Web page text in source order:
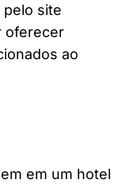
pelo site
oferecer
ao
em um hotel